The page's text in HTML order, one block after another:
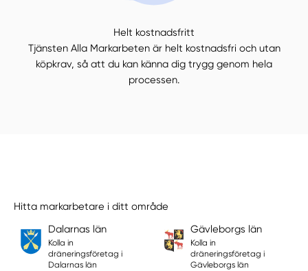
Helt kostnadsfritt
Tjänsten Alla Markarbeten är helt kostnadsfri och utan
köpkrav, så att du kan känna dig trygg genom hela
processen.
Hitta markarbetare i ditt område
Dalarnas län
Kolla in
dräneringsföretag i
Dalarnas län
Gävleborgs län
Kolla in
dräneringsföretag i
Gävleborgs län